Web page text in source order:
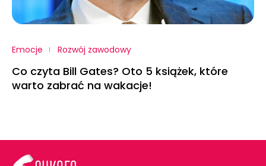
Emocje Rozwój zawodowy
Co czyta Bill Gates? Oto 5 książek, które
warto zabrać na wakacje!